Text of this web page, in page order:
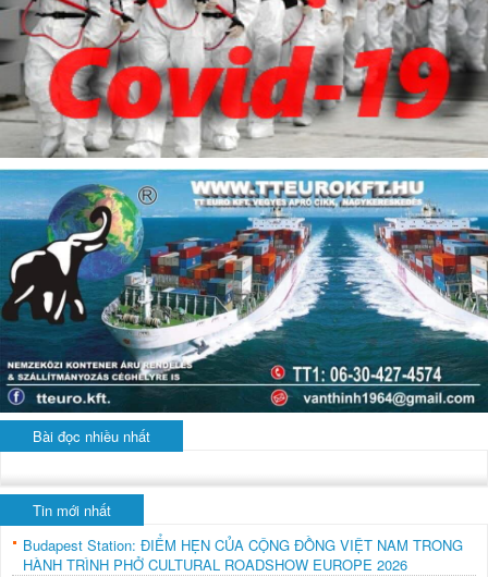
Bài đọc nhiều nhất
Tin mới nhất
Budapest Station: ĐIỂM HẸN CỦA CỘNG ĐỒNG VIỆT NAM TRONG
HÀNH TRÌNH PHỞ CULTURAL ROADSHOW EUROPE 2026